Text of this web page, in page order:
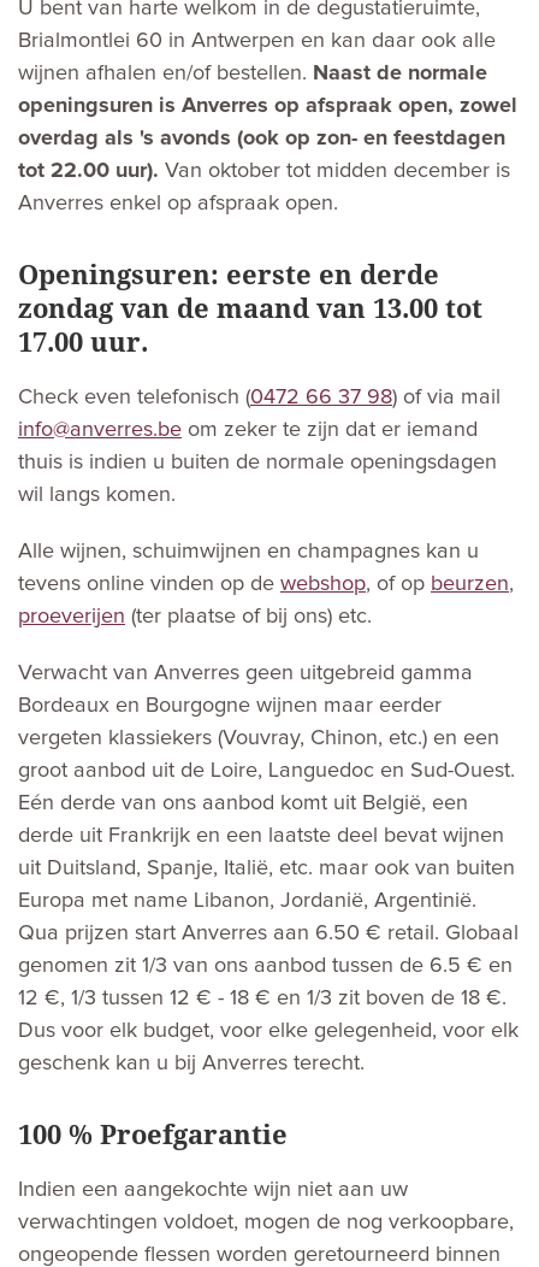
U bent van harte welkom in de degustatieruimte,
Brialmontlei 60 in Antwerpen en kan daar ook alle
wijnen afhalen en/of bestellen. Naast de normale
openingsuren is Anverres op afspraak open, zowel
overdag als 's avonds (ook op zon- en feestdagen
tot 22.00 uur). Van oktober tot midden december is
Anverres enkel op afspraak open.
Openingsuren: eerste en derde
zondag van de maand van 13.00 tot
17.00 uur.
Check even telefonisch (0472 66 37 98) of via mail
info@anverres.be om zeker te zijn dat er iemand
thuis is indien u buiten de normale openingsdagen
wil langs komen.
Alle wijnen, schuimwijnen en champagnes kan u
tevens online vinden op de webshop, of op beurzen,
proeverijen (ter plaatse of bij ons) etc.
Verwacht van Anverres geen uitgebreid gamma
Bordeaux en Bourgogne wijnen maar eerder
vergeten klassiekers (Vouvray, Chinon, etc.) en een
groot aanbod uit de Loire, Languedoc en Sud-Ouest.
Eén derde van ons aanbod komt uit België, een
derde uit Frankrijk en een laatste deel bevat wijnen
uit Duitsland, Spanje, Italië, etc. maar ook van buiten
Europa met name Libanon, Jordanië, Argentinië.
Qua prijzen start Anverres aan 6.50 € retail. Globaal
genomen zit 1/3 van ons aanbod tussen de 6.5 € en
12 €, 1/3 tussen 12 € - 18 € en 1/3 zit boven de 18 €.
Dus voor elk budget, voor elke gelegenheid, voor elk
geschenk kan u bij Anverres terecht.
100 % Proefgarantie
Indien een aangekochte wijn niet aan uw
verwachtingen voldoet, mogen de nog verkoopbare,
ongeopende flessen worden geretourneerd binnen